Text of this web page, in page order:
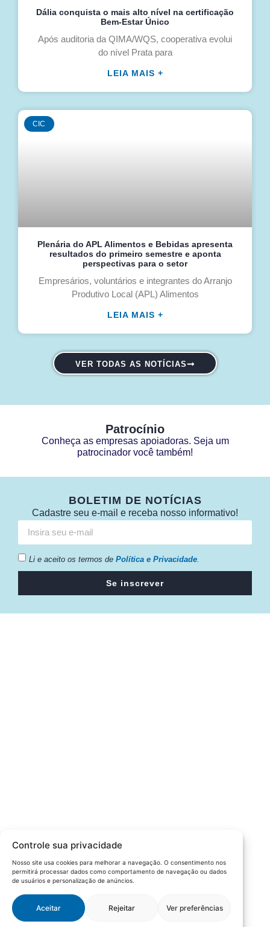
Controle sua privacidade
Nosso site usa cookies para melhorar a navegação. O consentimento nos
permitirá processar dados como comportamento de navegação ou dados
de usuários e personalização de anúncios.
Aceitar Rejeitar Ver preferências
Dália conquista o mais alto nível na certificação
Bem-Estar Único
Após auditoria da QIMA/WQS, cooperativa evolui
do nível Prata para
LEIA MAIS +
CIC
Plenária do APL Alimentos e Bebidas apresenta
resultados do primeiro semestre e aponta
perspectivas para o setor
Empresários, voluntários e integrantes do Arranjo
Produtivo Local (APL) Alimentos
LEIA MAIS +
VER TODAS AS NOTÍCIAS
Patrocínio
Conheça as empresas apoiadoras. Seja um
patrocinador você também!
BOLETIM DE NOTÍCIAS
Cadastre seu e-mail e receba nosso informativo!
Li e aceito os termos de Política e Privacidade
Se inscrever
Rua Silva Jardim, 96 Lajeado, Rio Grande do Sul –
Redes Sociais: